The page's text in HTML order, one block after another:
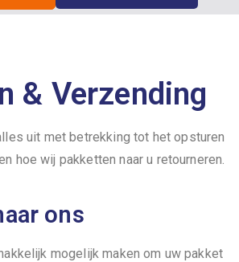
& Verzending
uit met betrekking tot het opsturen
hoe wij pakketten naar u retourneren.
ons
mogelijk maken om uw pakket